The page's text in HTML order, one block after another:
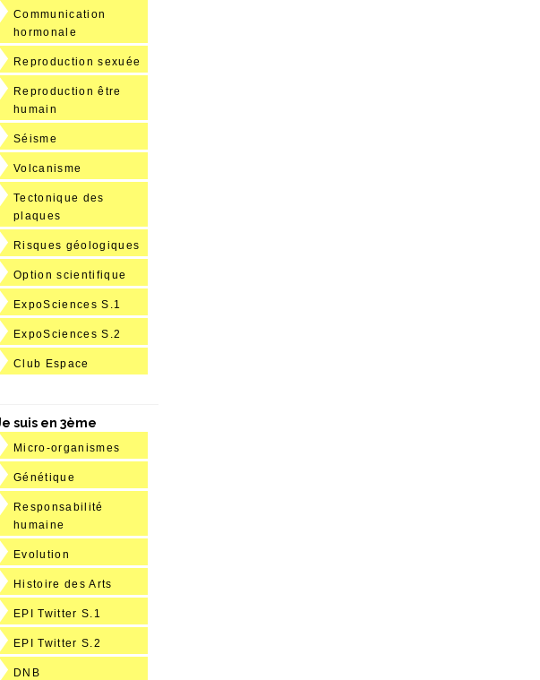
Communication
hormonale
Reproduction sexuée
Reproduction être
humain
Séisme
Volcanisme
Tectonique des
plaques
Risques géologiques
Option scientifique
ExpoSciences S.1
ExpoSciences S.2
Club Espace
suis en 3ème
Micro-organismes
Génétique
Responsabilité
humaine
Evolution
Histoire des Arts
EPI Twitter S.1
EPI Twitter S.2
DNB